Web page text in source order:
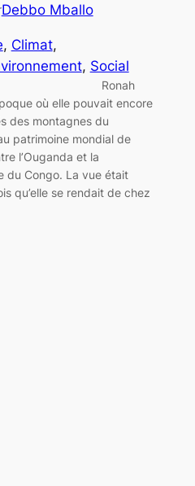
Debbo Mballo
, Climat
, Social
Ronah
où elle pouvait encore
des montagnes du
patrimoine mondial de
l’Ouganda et la
du Congo. La vue était
qu’elle se rendait de chez